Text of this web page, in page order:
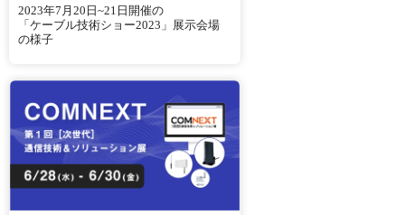
2023年7月20日~21日開催の
「ケーブル技術ショー2023」展示会場
の様子